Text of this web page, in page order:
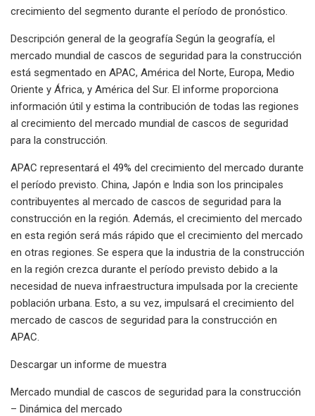
crecimiento del segmento durante el período de pronóstico.
Descripción general de la geografía Según la geografía, el
mercado mundial de cascos de seguridad para la construcción
está segmentado en APAC, América del Norte, Europa, Medio
Oriente y África, y América del Sur. El informe proporciona
información útil y estima la contribución de todas las regiones
al crecimiento del mercado mundial de cascos de seguridad
para la construcción.
APAC representará el 49% del crecimiento del mercado durante
el período previsto. China, Japón e India son los principales
contribuyentes al mercado de cascos de seguridad para la
construcción en la región. Además, el crecimiento del mercado
en esta región será más rápido que el crecimiento del mercado
en otras regiones. Se espera que la industria de la construcción
en la región crezca durante el período previsto debido a la
necesidad de nueva infraestructura impulsada por la creciente
población urbana. Esto, a su vez, impulsará el crecimiento del
mercado de cascos de seguridad para la construcción en
APAC.
Descargar un informe de muestra
Mercado mundial de cascos de seguridad para la construcción
– Dinámica del mercado